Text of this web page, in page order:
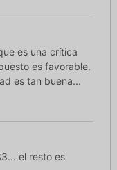
es una crítica
es favorable.
es tan buena...
el resto es